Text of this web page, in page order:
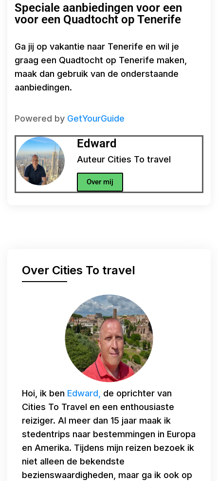
Speciale aanbiedingen voor een
voor een Quadtocht op Tenerife
Ga jij op vakantie naar Tenerife en wil je
graag een Quadtocht op Tenerife maken,
maak dan gebruik van de onderstaande
aanbiedingen.
Powered by GetYourGuide
Edward
Auteur Cities To travel
Over mij
Over Cities To travel
Hoi, ik ben Edward, de oprichter van
Cities To Travel en een enthousiaste
reiziger. Al meer dan 15 jaar maak ik
stedentrips naar bestemmingen in Europa
en Amerika. Tijdens mijn reizen bezoek ik
niet alleen de bekendste
bezienswaardigheden, maar ga ik ook op